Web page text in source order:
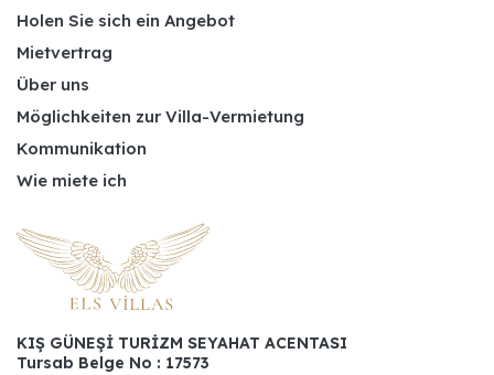
Holen Sie sich ein Angebot
Mietvertrag
Über uns
Möglichkeiten zur Villa-Vermietung
Kommunikation
Wie miete ich
KIŞ GÜNEŞİ TURİZM SEYAHAT ACENTASI
Tursab Belge No : 17573